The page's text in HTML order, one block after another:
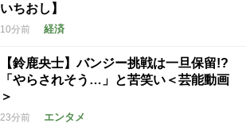
いちおし】
10分前 経済
【鈴鹿央士】バンジー挑戦は一旦保留!?
「やらされそう…」と苦笑い＜芸能動画
＞
23分前 エンタメ